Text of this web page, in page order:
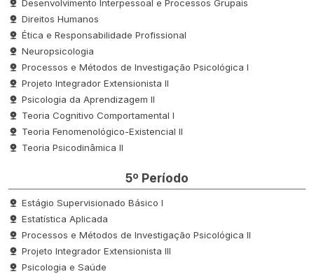
Desenvolvimento Interpessoal e Processos Grupais
Direitos Humanos
Ética e Responsabilidade Profissional
Neuropsicologia
Processos e Métodos de Investigação Psicológica I
Projeto Integrador Extensionista II
Psicologia da Aprendizagem II
Teoria Cognitivo Comportamental I
Teoria Fenomenológico-Existencial II
Teoria Psicodinâmica II
5º Período
Estágio Supervisionado Básico I
Estatística Aplicada
Processos e Métodos de Investigação Psicológica II
Projeto Integrador Extensionista III
Psicologia e Saúde